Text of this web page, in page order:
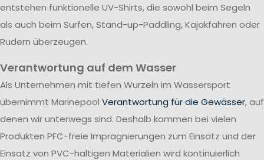
entstehen funktionelle UV-Shirts, die sowohl beim Segeln
als auch beim Surfen, Stand-up-Paddling, Kajakfahren oder
Rudern überzeugen.
Verantwortung auf dem Wasser
Als Unternehmen mit tiefen Wurzeln im Wassersport
übernimmt Marinepool Verantwortung für die Gewässer, auf
denen wir unterwegs sind. Deshalb kommen bei vielen
Produkten PFC-freie Imprägnierungen zum Einsatz und der
Einsatz von PVC-haltigen Materialien wird kontinuierlich